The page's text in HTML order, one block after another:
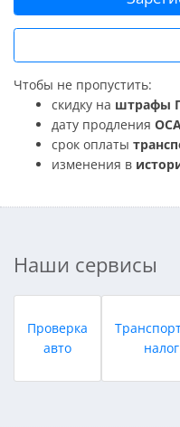
Чтобы не пропустить:
скидку на штрафы
дату продления
срок оплаты
изменения в
Наши сервисы
Проверка
авто
налог